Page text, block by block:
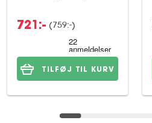
721:- (759:-)
TILFØJ TIL KURV